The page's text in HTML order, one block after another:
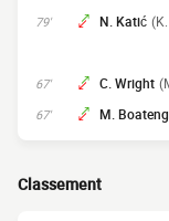
79' N. Katić
67' C. Wright
67' M. Boateng
Classement